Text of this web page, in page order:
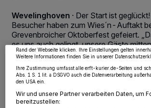
Wevelinghoven · Der Start ist
Besucher haben zum Wies´n-Auftakt
Grevenbroicher Oktoberfest gefeiert.
es uns auch gelingt, unsere Gäste
Herbstferien zu mobilisieren“, sagt
Pesch.
18.10.2016 , 11:52 Uhr
Partner verarbeiten Daten, um Ihnen Dienste
Zwecke. Wenn Tracker deaktiviert sind, sind manche
möglicherweise nicht mehr so relevant für Sie. Sie können
wieder aufrufen, um Ihre Einstellungen zu ändern oder
widerrufen, indem Sie auf den Link Einstellungen oder
Rand der Webseite klicken. Ihre Einstellungen gelten
Weitere Informationen finden Sie in unserer
Ihre Zustimmung umfasst alle erft-kurier.de-Seiten und
Abs. 1 S. 1 lit. a DSGVO auch die Datenverarbeitung
den USA ein.
Wir und unsere Partner verarbeiten Daten, um
bereitzustellen: